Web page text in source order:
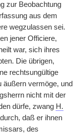
zur Beobachtung
aus dem
wegzulassen sei.
jener Officiere,
war, sich ihres
Die übrigen,
rechtsungültige
äußern vermöge, und
nicht mit der
dürfe, zwang H.
daß er ihnen
des